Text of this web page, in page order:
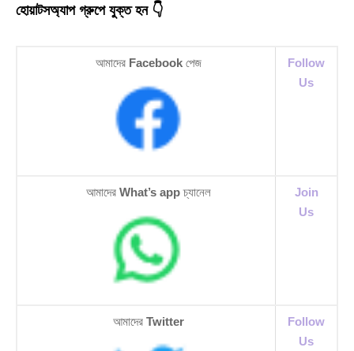
হোয়াটসঅ্যাপ গ্রুপে যুক্ত হন 👇
আমাদের Facebook পেজ
Follow
Us
আমাদের What’s app চ্যানেল
Join
Us
আমাদের Twitter
Follow
Us